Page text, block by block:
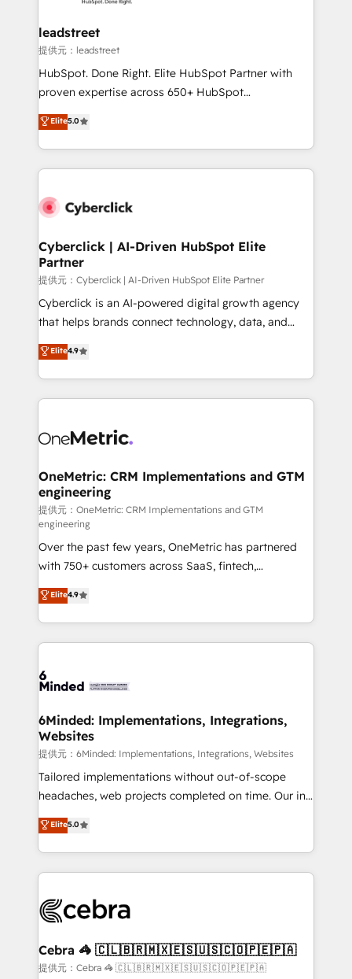
and technology for predictable, scalable revenue
growth. Our expertise spans RevOps, CRM and data
architecture, AI enablement, and strategic marketing,
delivered through our proprietary FLAIR framework
Partner and ISO 27001:2022 certified consultancy,
we blend strategy, creativity, and technology to help
leadstreet
提供元：leadstreet
HubSpot. Done Right. Elite HubSpot Partner with
proven expertise across 650+ HubSpot
implementations. With 12+ years of HubSpot
experience, we help you use the HubSpot platform
to its fullest capacity, improve your current HubSpot
website, or build your new one.
Elite5.0
Cyberclick | AI-Driven HubSpot Elite
Partner
提供元：Cyberclick | AI-Driven HubSpot Elite Partner
Cyberclick is an AI-powered digital growth agency
that helps brands connect technology, data, and
creativity to achieve measurable results. Founded in
Barcelona and operating across Spain, LATAM, and
the UK, we support global companies in building
smarter marketing, sales, and customer success
Iberia (Spain & Portugal), we combine human insight
growth. Our multidisciplinary team designs solutions
that simplify complexity, boost performance, and
turn innovation into real impact. 🌍 Highlights •
HubSpot Partner since 2012 • 2022 EMEA Impact
Award: Best Integration • 150+ successful HubSpot
projects • Clients in 30+ industries • Proprietary
technology for integrations • Multilingual team:
English, Spanish, Portuguese & Italian 👉 Grow
smarter with AI and HubSpot.
Elite4.9
OneMetric: CRM Implementations and GTM
engineering
提供元：OneMetric: CRM Implementations and GTM
engineering
Over the past few years, OneMetric has partnered
with 750+ customers across SaaS, fintech,
healthcare, real estate, and other industries. With
150+ HubSpot-certified experts, we deliver scalable
solutions to complex GTM and RevOps challenges.
Our Expertise 🔹 Onboarding & Implementation:
tailored to your GTM motion. 🔹 Migrations:
from other CRMs to HubSpot without data loss or
downtime. 🔹 RevOps Strategy: Align teams,
processes, and data to drive revenue efficiency. 🔹
Integrations: Connect HubSpot with your tech stack
for better adoption. 🔹 Custom Solutions: Build
SOC 2 Type II and ISO 27001 certified, reinforcing
our commitment to data security and compliance. At
Elite4.9
6Minded: Implementations, Integrations,
Websites
提供元：6Minded: Implementations, Integrations, Websites
Tailored implementations without out-of-scope
headaches, web projects completed on time. Our in-
house team of certified CRM architects, experts,
developers, designers, and marketers handles all
aspects of your HubSpot. ✨ 400+ global clients ✨
100+ seamless migrations from 15+ different CRMs
implementations, and 5,000+ pages ✨ CS: Clients
CS: 245% organic growth & +751% new visitors for a
full-funnel HubSpot project ✨ CS: 415% conversion
Elite5.0
Cebra 🦓 🇨🇱🇧🇷🇲🇽🇪🇸🇺🇸🇨🇴🇵🇪🇵🇦
提供元：Cebra 🦓 🇨🇱🇧🇷🇲🇽🇪🇸🇺🇸🇨🇴🇵🇪🇵🇦